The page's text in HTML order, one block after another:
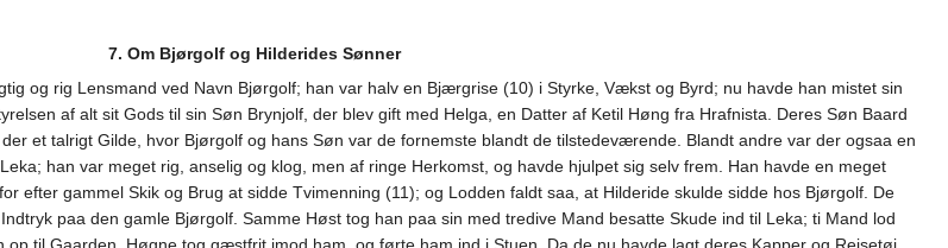
7. Om Bjørgolf og Hilderides Sønner
og rig Lensmand ved Navn Bjørgolf; han var halv en Bjærgrise (10) i Styrke, Vækst og Byrd; nu havde han mistet sin
af alt sit Gods til sin Søn Brynjolf, der blev gift med Helga, en Datter af Ketil Høng fra Hrafnista. Deres Søn Baard
et talrigt Gilde, hvor Bjørgolf og hans Søn var de fornemste blandt de tilstedeværende. Blandt andre var der ogsaa en
han var meget rig, anselig og klog, men af ringe Herkomst, og havde hjulpet sig selv frem. Han havde en meget
efter gammel Skik og Brug at sidde Tvimenning (11); og Lodden faldt saa, at Hilderide skulde sidde hos Bjørgolf. De
paa den gamle Bjørgolf. Samme Høst tog han paa sin med tredive Mand besatte Skude ind til Leka; ti Mand lod